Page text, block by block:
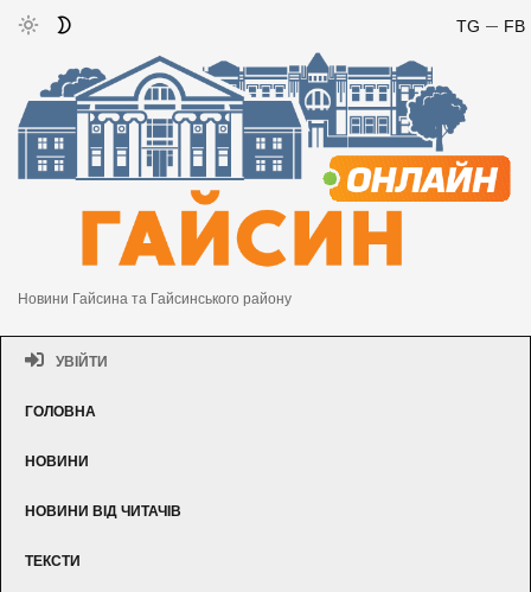
FB
TG
Новини Гайсина та Гайсинського району
УВІЙТИ
ГОЛОВНА
НОВИНИ
НОВИНИ ВІД ЧИТАЧІВ
ТЕКСТИ